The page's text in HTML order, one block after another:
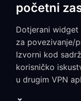
početni
Dotjerani
za povezivanje/
Izvorni kod
korisničko
u drugim VPN